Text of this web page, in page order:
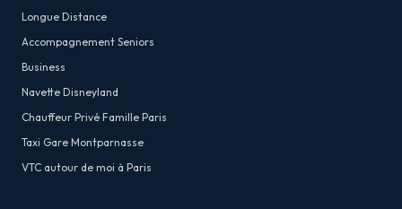
Longue Distance
Accompagnement Seniors
Business
Navette Disneyland
Chauffeur Privé Famille Paris
Taxi Gare Montparnasse
VTC autour de moi à Paris